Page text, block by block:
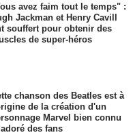
avez faim tout le temps" :
Jackman et Henry Cavill
souffert pour obtenir des
de super-héros
chanson des Beatles est à
de la création d'un
Marvel bien connu
des fans